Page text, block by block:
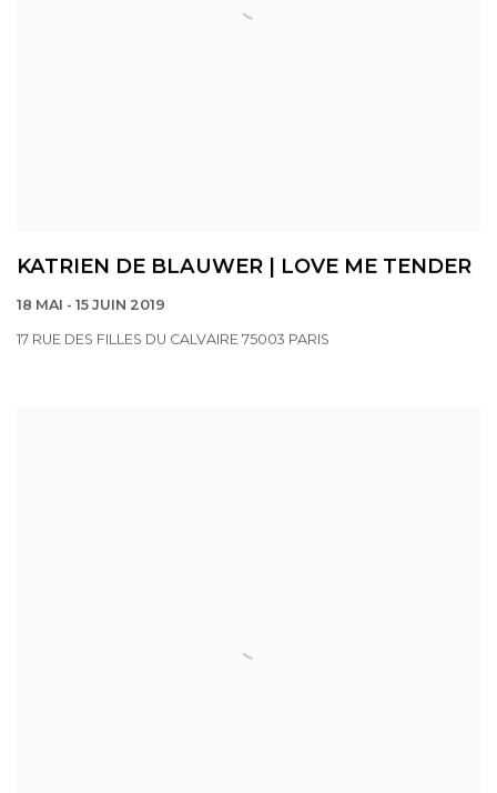
KATRIEN DE BLAUWER | LOVE ME TENDER
18 MAI - 15 JUIN 2019
17 RUE DES FILLES DU CALVAIRE 75003 PARIS